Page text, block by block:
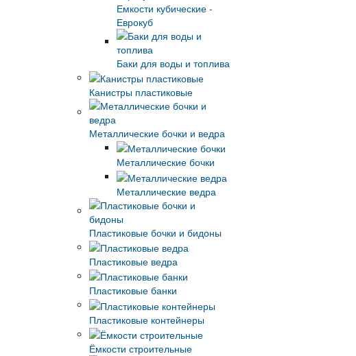
Емкости кубические -
Еврокуб
Баки для воды и топлива
Канистры пластиковые
Металлические бочки и ведра
Металлические бочки
Металлические ведра
Пластиковые бочки и бидоны
Пластиковые ведра
Пластиковые банки
Пластиковые контейнеры
Ёмкости строительные